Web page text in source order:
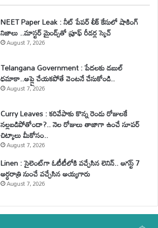
NEET Paper Leak : నీట్ పేపర్ లీక్ కేసులో షాకింగ్
నిజాలు ..మాస్టర్ మైండ్స్‌తో ప్రూఫ్ రీడర్ల స్కెచ్
August 7, 2026
Telangana Government : పేదలకు డబుల్
ధమాకా..అప్లై చేయకపోతే వెంటనే చేసుకోండి..
August 7, 2026
Curry Leaves : కరివేపాకు కొన్న రెండు రోజులకే
నల్లబడిపోతోందా?.. నెల రోజులు తాజాగా ఉంచే సూపర్
చిట్కాలు మీకోసం..
August 7, 2026
Linen : సైలెంట్‌గా ఓటీటీలోకి వచ్చేసిన లెనిన్.. ఆగస్ట్ 7
అర్ధరాత్రి నుంచే వచ్చేసిన అయ్యగారు
August 7, 2026